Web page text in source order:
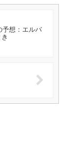
予想：エルバ